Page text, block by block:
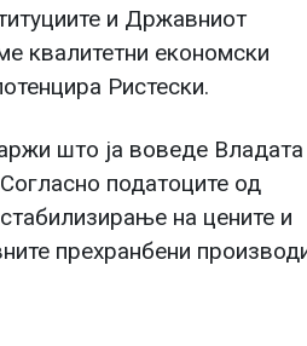
и Државниот
квалитетни економски
Ристески.
што ја воведе Владата
податоците од
на цените и
прехранбени